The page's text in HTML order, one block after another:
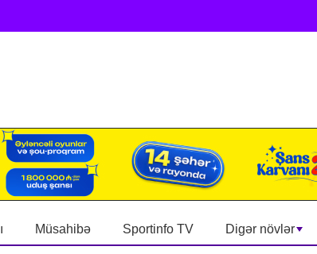
Müsahibə Sportinfo TV Digər növlər